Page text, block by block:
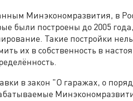
Минэкономразвития, в
были построены до 2005
Такие постройки
их в собственность в
в закон "О гаражах, о